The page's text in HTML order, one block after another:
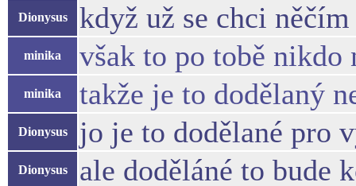
Dionysus když už se chci
minika však to po tobě
minika takže je to dodělaný
Dionysus jo je to dodělané pro
Dionysus ale doděláné to bude